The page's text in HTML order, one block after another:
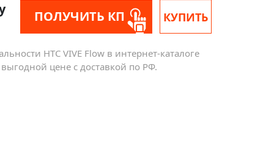
ПОЛУЧИТЬ КП КУПИТЬ
HTC VIVE Flow в интернет-каталоге
цене с доставкой по РФ.